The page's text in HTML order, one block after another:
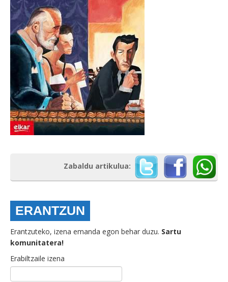
Zabaldu artikulua:
ERANTZUN
Erantzuteko, izena emanda egon behar duzu. Sartu
komunitatera!
Erabiltzaile izena